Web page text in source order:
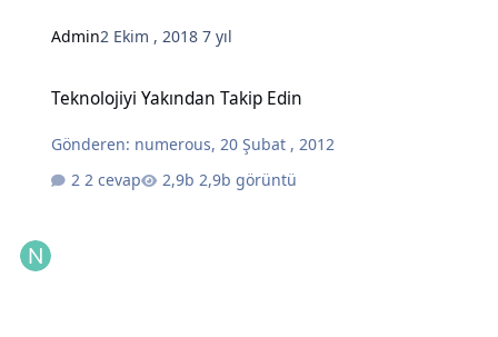
Admin2 Ekim , 20187 yıl
Teknolojiyi Yakından Takip Edin
Gönderen: numerous,20 Şubat , 2012
2 cevap
2,9b görüntü